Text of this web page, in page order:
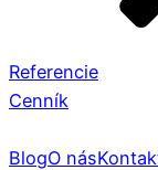
Referencie
Cenník
BlogO nás